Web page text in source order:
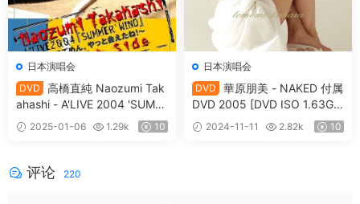
日本演唱会
DVD
高橋直純 Naozumi Tak
ahashi - A'LIVE 2004 'SUMM
ER WIND ~Matasete Gomen.
Yatto Aeta ne!~' Document S
7.41GB]
2025-01-06 1.29k 10
日本演唱会
DVD
華原朋美 - NAKED 付属
DVD 2005 [DVD ISO 1.63G
B] 2024-11-11 2.82k 10
评论 220